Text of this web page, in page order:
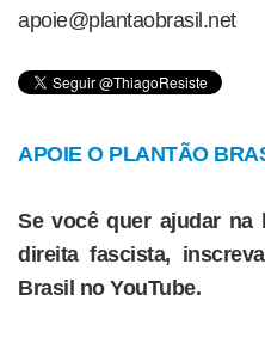
apoie@plantaobrasil.net
APOIE O PLANTÃO
Se você quer ajudar na
direita fascista,
Brasil no YouTube.